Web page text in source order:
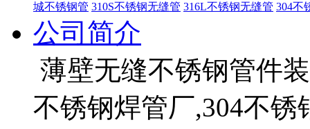
城不锈钢管 310S不锈钢无缝管 316L不锈钢无缝管 304不
公司简介
薄壁无缝不锈钢管件
不锈钢焊管厂,304不